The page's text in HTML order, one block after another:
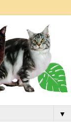
▼